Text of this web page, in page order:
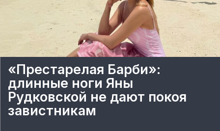
«Престарелая Барби»:
длинные ноги Яны
Рудковской не дают покоя
завистникам